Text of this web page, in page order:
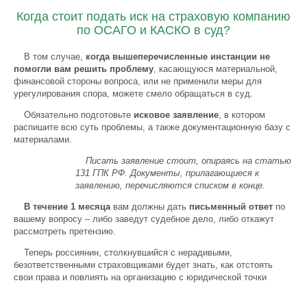
Когда стоит подать иск на страховую компанию
по ОСАГО и КАСКО в суд?
В том случае, когда вышеперечисленные инстанции не
помогли вам решить проблему, касающуюся материальной,
финансовой стороны вопроса, или не применили меры для
урегулирования спора, можете смело обращаться в суд.
Обязательно подготовьте исковое заявление, в котором
распишите всю суть проблемы, а также документационную базу с
материалами.
Писать заявление стоит, опираясь на статью
131 ГПК РФ. Документы, прилагающиеся к
заявлению, перечисляются списком в конце.
В течение 1 месяцавам должны дать письменный ответ по
вашему вопросу – либо заведут судебное дело, либо откажут
рассмотреть претензию.
Теперь россиянин, столкнувшийся с нерадивыми,
безответственными страховщиками будет знать, как отстоять
свои права и повлиять на организацию с юридической точки